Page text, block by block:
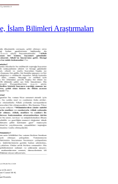
İslam Bilimleri Araştırmaları